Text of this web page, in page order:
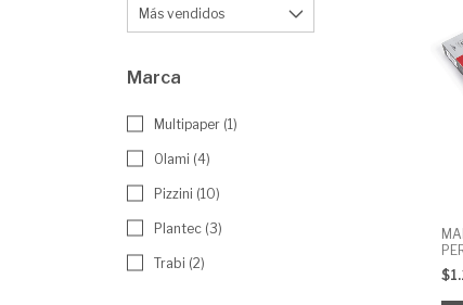
Marca
Multipaper (1)
Olami (4)
Pizzini (10)
Plantec (3)
Trabi (2)